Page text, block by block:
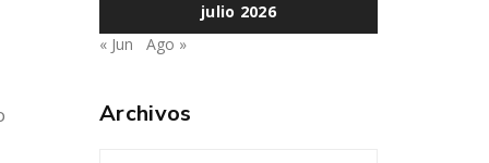
julio 2026
« Jun Ago »
Archivos